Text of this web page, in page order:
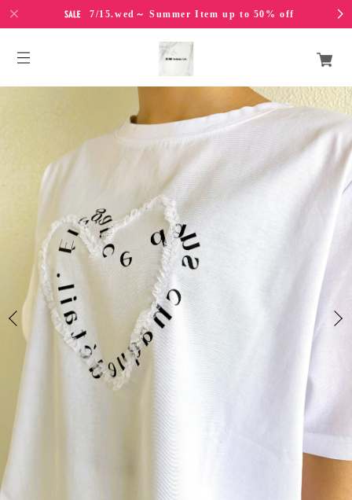
7/15.wed～ Summer Item up to 50% off